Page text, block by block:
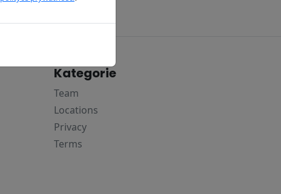
Kategorie
Team
Locations
Privacy
Terms